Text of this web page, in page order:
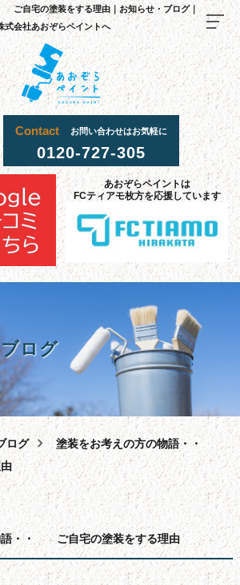
ご自宅の塗装をする理由｜お知らせ・ブログ｜
式会社あおぞらペイントへ
Contact お問い合わせはお気軽に
0120-727-305
あおぞらペイントは
FCティアモ枚方を応援しています
ログ
ログ
塗装をお考えの方の物語・・
までの
る 理由
葺き替え・カバー工法
ルコニー・ベランダ防水工事
ビス
介
問
語・・ ご自宅の塗装をする理由